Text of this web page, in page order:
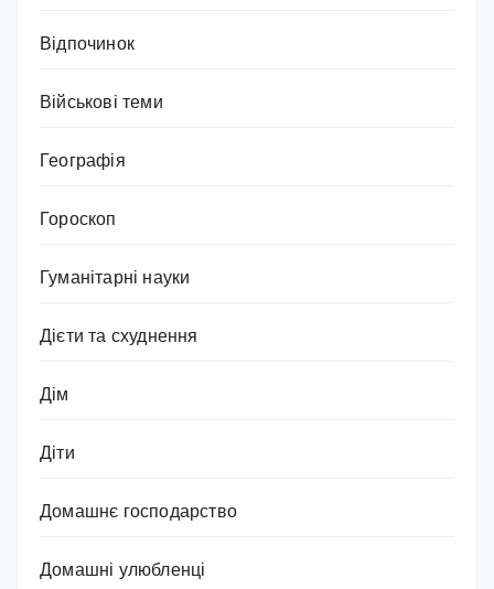
Відпочинок
Військові теми
Географія
Гороскоп
Гуманітарні науки
Дієти та схуднення
Дім
Діти
Домашнє господарство
Домашні улюбленці